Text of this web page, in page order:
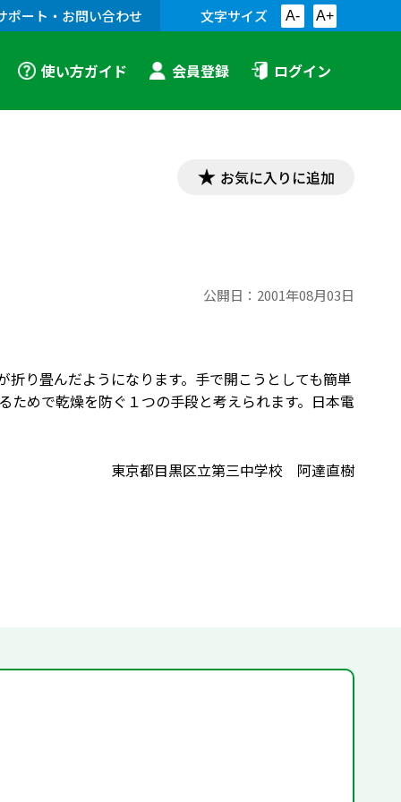
ポート・お問い合わせ 文字サイズ A- A+
使い方ガイド 会員登録 ログイン
お気に入りに追加
公開日： 2001年08月03日
り畳んだようになります。手で開こうとしても簡単
ためで乾燥を防ぐ１つの手段と考えられます。日本電
東京都目黒区立第三中学校 阿達直樹